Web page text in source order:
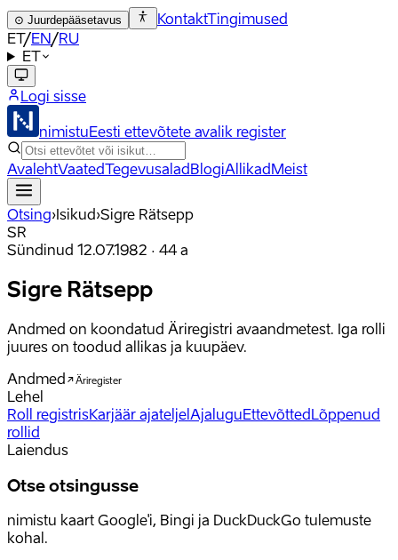
⊙ Juurdepääsetavus KontaktTingimused
ET/EN/RU
ET
Logi sisse
nimistuEesti ettevõtete avalik register
AvalehtVaatedTegevusaladBlogiAllikadMeist
Otsing›Isikud›Sigre Rätsepp
SR
Sündinud 12.07.1982 · 44 a
Sigre Rätsepp
Andmed on koondatud Äriregistri avaandmetest. Iga rolli
juures on toodud allikas ja kuupäev.
Andmed
Äriregister
Lehel
Roll registrisKarjäär ajateljelAjaluguEttevõttedLõppenud
rollid
Laiendus
Otse otsingusse
nimistu kaart Google'i, Bingi ja DuckDuckGo tulemuste
kohal.